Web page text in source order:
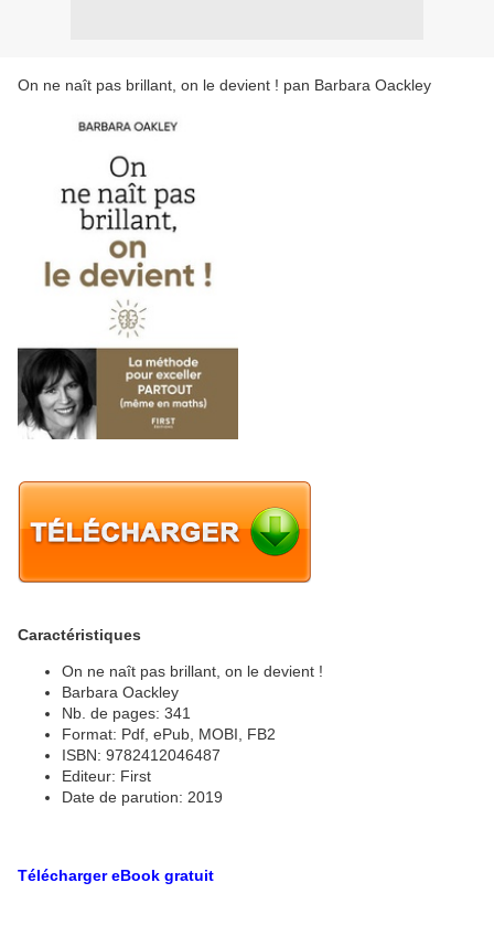
On ne naît pas brillant, on le devient ! pan Barbara Oackley
Caractéristiques
On ne naît pas brillant, on le devient !
Barbara Oackley
Nb. de pages: 341
Format: Pdf, ePub, MOBI, FB2
ISBN: 9782412046487
Editeur: First
Date de parution: 2019
Télécharger eBook gratuit